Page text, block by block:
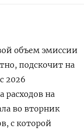
объем эмиссии
подскочит на
2026
расходов на
​во ​вторник
с которой